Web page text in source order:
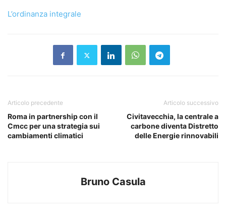
L’ordinanza integrale
Articolo precedente
Roma in partnership con il
Cmcc per una strategia sui
cambiamenti climatici
Articolo successivo
Civitavecchia, la centrale a
carbone diventa Distretto
delle Energie rinnovabili
Bruno Casula